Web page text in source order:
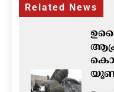
Related News